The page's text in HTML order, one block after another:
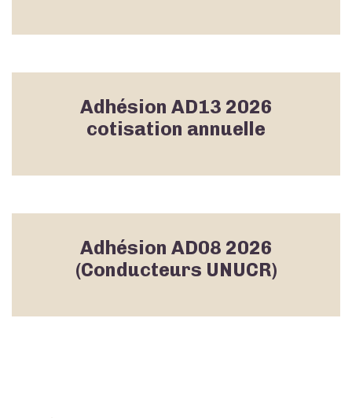
Adhésion AD13 2026
cotisation annuelle
Adhésion AD08 2026
(Conducteurs UNUCR)